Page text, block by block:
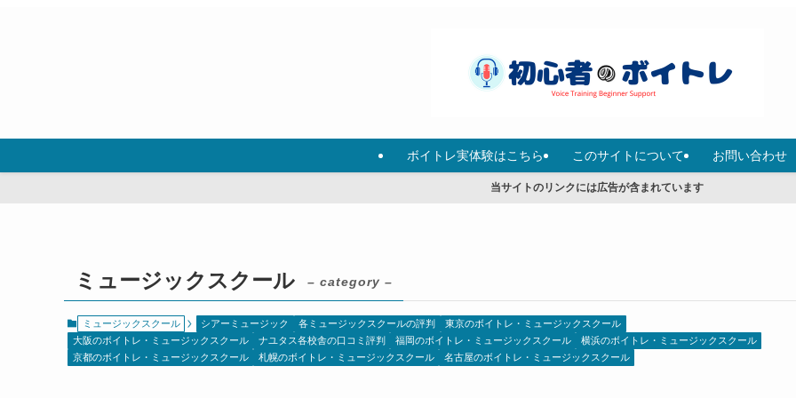
ボイトレ実体験はこちら このサイトについて お問い合わせ
当サイトのリンクには広告が含まれています
ミュージックスクール – category –
ミュージックスクール シアーミュージック 各ミュージックスクールの評判
東京のボイトレ・ミュージックスクール
大阪のボイトレ・ミュージックスクール
ナユタス各校舎の口コミ評判 福岡のボイトレ・ミュージックスクール
横浜のボイトレ・ミュージックスクール
京都のボイトレ・ミュージックスクール
札幌のボイトレ・ミュージックスクール 名古屋のボイトレ・ミュージックスクール